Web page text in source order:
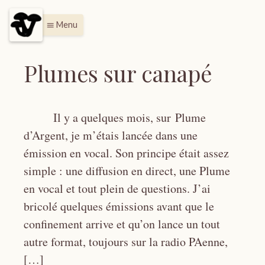
menu Menu
Plumes sur canapé
Il y a quelques mois, sur Plume
d’Argent, je m’étais lancée dans une
émission en vocal. Son principe était assez
simple : une diffusion en direct, une Plume
en vocal et tout plein de questions. J’ai
bricolé quelques émissions avant que le
confinement arrive et qu’on lance un tout
autre format, toujours sur la radio PAenne,
[…]